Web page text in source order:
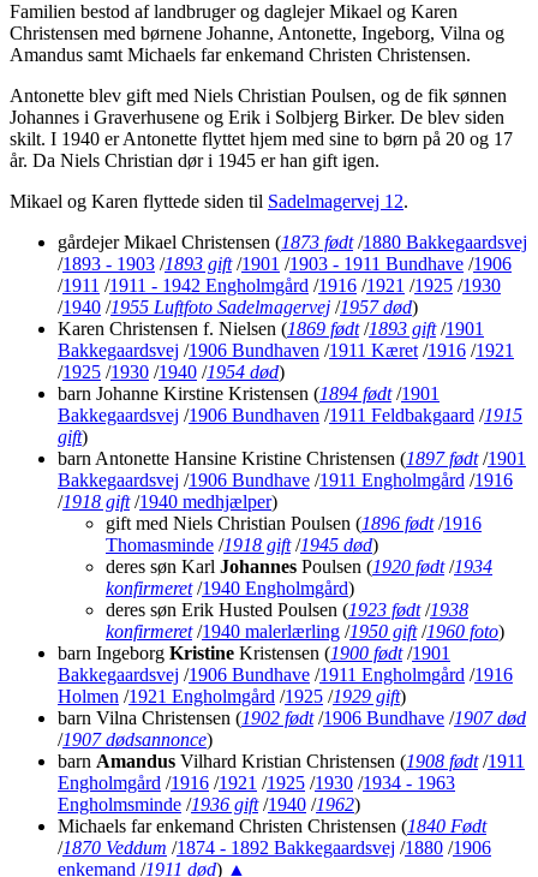
Familien bestod af landbruger og daglejer Mikael og Karen
Christensen med børnene Johanne, Antonette, Ingeborg, Vilna og
Amandus samt Michaels far enkemand Christen Christensen.
Antonette blev gift med Niels Christian Poulsen, og de fik sønnen
Johannes i Graverhusene og Erik i Solbjerg Birker. De blev siden
skilt. I 1940 er Antonette flyttet hjem med sine to børn på 20 og 17
år. Da Niels Christian dør i 1945 er han gift igen.
Mikael og Karen flyttede siden til Sadelmagervej 12.
gårdejer Mikael Christensen (1873 født/1880 Bakkegaardsvej
/1893 - 1903 /1893 gift/1901 /1903 - 1911 Bundhave /1906
/1911 /1911 - 1942 Engholmgård /1916 /1921 /1925 /1930
/1940 /1955 Luftfoto Sadelmagervej /1957 død)
Karen Christensen f. Nielsen (1869 født/1893 gift/1901
Bakkegaardsvej /1906 Bundhaven /1911 Kæret /1916 /1921
/1925 /1930 /1940 /1954 død)
barn Johanne Kirstine Kristensen (1894 født/1901
Bakkegaardsvej /1906 Bundhaven /1911 Feldbakgaard /1915
gift)
barn Antonette Hansine Kristine Christensen (1897 født/1901
Bakkegaardsvej /1906 Bundhave /1911 Engholmgård /1916
/1918 gift/1940 medhjælper)
gift med Niels Christian Poulsen (1896 født/1916
Thomasminde /1918 gift/1945 død)
deres søn Karl Johannes Poulsen (1920 født/1934
konfirmeret/1940 Engholmgård)
deres søn Erik Husted Poulsen (1923 født/1938
konfirmeret/1940 malerlærling /1950 gift/1960 foto)
barn Ingeborg Kristine Kristensen (1900 født/1901
Bakkegaardsvej /1906 Bundhave /1911 Engholmgård /1916
Holmen /1921 Engholmgård /1925 /1929 gift)
barn Vilna Christensen (1902 født/1906 Bundhave /1907 død
/1907 dødsannonce)
barn Amandus Vilhard Kristian Christensen (1908 født/1911
Engholmgård /1916 /1921 /1925 /1930 /1934 - 1963
Engholmsminde /1936 gift/1940 /1962)
Michaels far enkemand Christen Christensen (1840 Født
/1870 Veddum /1874 - 1892 Bakkegaardsvej /1880 /1906
enkemand /1911 død) ▲